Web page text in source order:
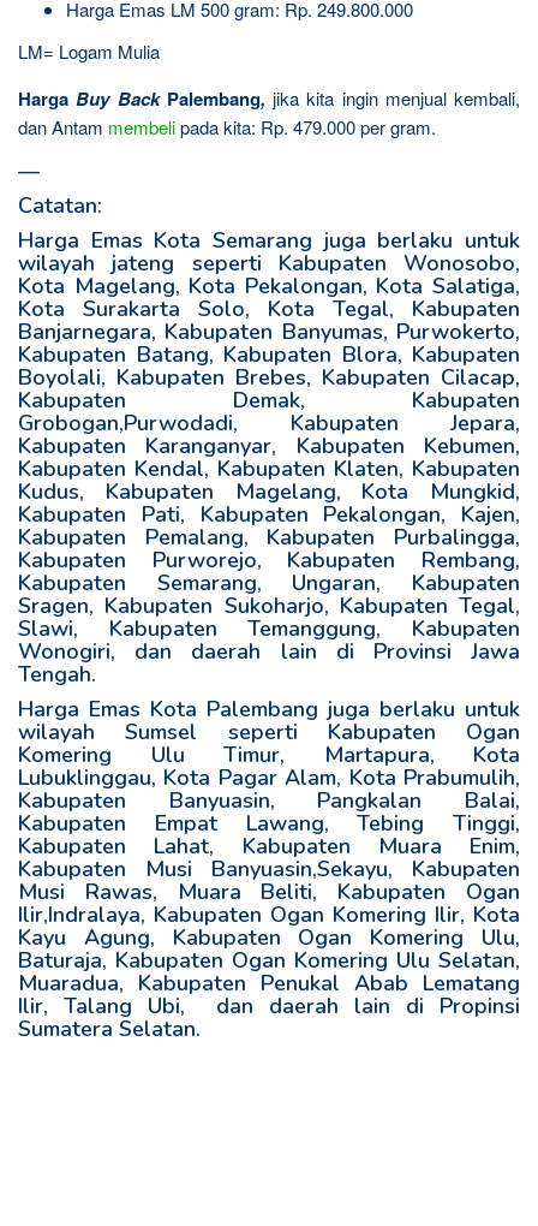
Harga Emas LM 500 gram: Rp. 249.800.000
LM= Logam Mulia
HargaBuy Back Palembang, jika kita ingin menjual kembali,
dan Antam membelipada kita: Rp. 479.000 per gram.
—
Catatan:
Harga Emas Kota Semarang juga berlaku untuk
wilayah jateng seperti Kabupaten Wonosobo,
Kota Magelang, Kota Pekalongan, Kota Salatiga,
Kota Surakarta Solo, Kota Tegal, Kabupaten
Banjarnegara, Kabupaten Banyumas, Purwokerto,
Kabupaten Batang, Kabupaten Blora, Kabupaten
Boyolali, Kabupaten Brebes, Kabupaten Cilacap,
Kabupaten Demak, Kabupaten
Grobogan,Purwodadi, Kabupaten Jepara,
Kabupaten Karanganyar, Kabupaten Kebumen,
Kabupaten Kendal, Kabupaten Klaten, Kabupaten
Kudus, Kabupaten Magelang, Kota Mungkid,
Kabupaten Pati, Kabupaten Pekalongan, Kajen,
Kabupaten Pemalang, Kabupaten Purbalingga,
Kabupaten Purworejo, Kabupaten Rembang,
Kabupaten Semarang, Ungaran, Kabupaten
Sragen, Kabupaten Sukoharjo, Kabupaten Tegal,
Slawi, Kabupaten Temanggung, Kabupaten
Wonogiri, dan daerah lain di Provinsi Jawa
Tengah.
Harga Emas Kota Palembang juga berlaku untuk
wilayah Sumsel seperti Kabupaten Ogan
Komering Ulu Timur, Martapura, Kota
Lubuklinggau, Kota Pagar Alam, Kota Prabumulih,
Kabupaten Banyuasin, Pangkalan Balai,
Kabupaten Empat Lawang, Tebing Tinggi,
Kabupaten Lahat, Kabupaten Muara Enim,
Kabupaten Musi Banyuasin,Sekayu, Kabupaten
Musi Rawas, Muara Beliti, Kabupaten Ogan
Ilir,Indralaya, Kabupaten Ogan Komering Ilir, Kota
Kayu Agung, Kabupaten Ogan Komering Ulu,
Baturaja, Kabupaten Ogan Komering Ulu Selatan,
Muaradua, Kabupaten Penukal Abab Lematang
Ilir, Talang Ubi, dan daerah lain di Propinsi
Sumatera Selatan.